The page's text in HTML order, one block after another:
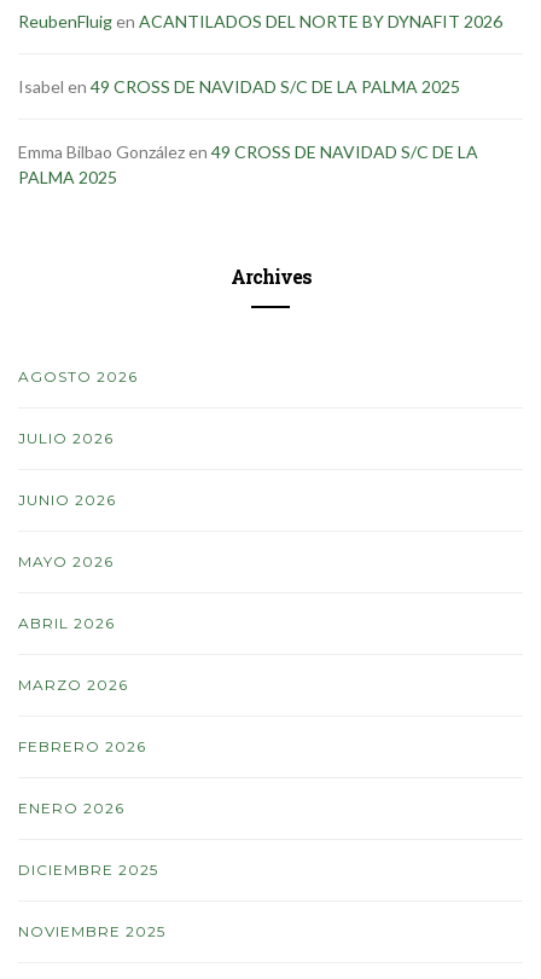
ReubenFluigen ACANTILADOS DEL NORTE BY DYNAFIT 2026
Isabel en 49 CROSS DE NAVIDAD S/C DE LA PALMA 2025
Emma Bilbao Gonzálezen 49 CROSS DE NAVIDAD S/C DE LA
PALMA 2025
Archives
AGOSTO 2026
JULIO 2026
JUNIO 2026
MAYO 2026
ABRIL 2026
MARZO 2026
FEBRERO 2026
ENERO 2026
DICIEMBRE 2025
NOVIEMBRE 2025